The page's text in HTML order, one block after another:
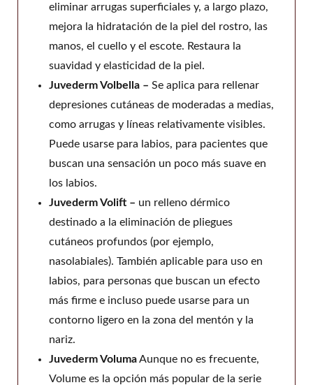
eliminar arrugas superficiales y, a largo plazo,
mejora la hidratación de la piel del rostro, las
manos, el cuello y el escote. Restaura la
suavidad y elasticidad de la piel.
Juvederm Volbella – Se aplica para rellenar
depresiones cutáneas de moderadas a medias,
como arrugas y líneas relativamente visibles.
Puede usarse para labios, para pacientes que
buscan una sensación un poco más suave en
los labios.
Juvederm Volift – un relleno dérmico
destinado a la eliminación de pliegues
cutáneos profundos (por ejemplo,
nasolabiales). También aplicable para uso en
labios, para personas que buscan un efecto
más firme e incluso puede usarse para un
contorno ligero en la zona del mentón y la
nariz.
Juvederm VolumaAunque no es frecuente,
Volume es la opción más popular de la serie